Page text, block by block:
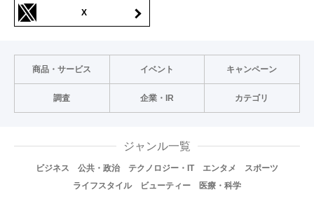
X
商品・サービス イベント キャンペーン
調査 企業・IR カテゴリ
ジャンル一覧
ビジネス 公共・政治 テクノロジー・IT エンタメ
スポーツ
ライフスタイル
ビューティー 医療・科学